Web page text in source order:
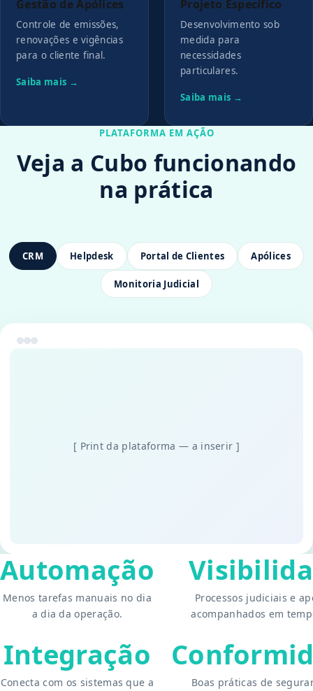
Gestão de Apólices
Controle de emissões,
renovações e vigências
para o cliente final.
Saiba mais →
Projeto Específico
Desenvolvimento sob
medida para
necessidades
particulares.
Saiba mais →
PLATAFORMA EM AÇÃO
Veja a Cubo funcionando
na prática
CRM Helpdesk Portal de Clientes Apólices
Monitoria Judicial
[ Print da plataforma — a inserir ]
Automação
Menos tarefas manuais no dia
a dia da operação.
Processos judiciais e
acompanhados em
Integração
Conecta com os sistemas que a
Boas práticas de